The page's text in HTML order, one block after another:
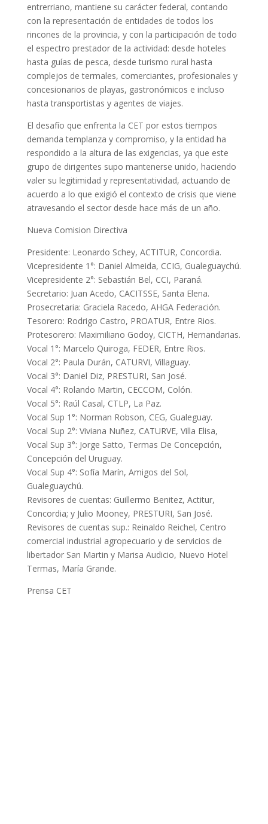
entrerriano, mantiene su carácter federal, contando
con la representación de entidades de todos los
rincones de la provincia, y con la participación de todo
el espectro prestador de la actividad: desde hoteles
hasta guías de pesca, desde turismo rural hasta
complejos de termales, comerciantes, profesionales y
concesionarios de playas, gastronómicos e incluso
hasta transportistas y agentes de viajes.
El desafío que enfrenta la CET por estos tiempos
demanda templanza y compromiso, y la entidad ha
respondido a la altura de las exigencias, ya que este
grupo de dirigentes supo mantenerse unido, haciendo
valer su legitimidad y representatividad, actuando de
acuerdo a lo que exigió el contexto de crisis que viene
atravesando el sector desde hace más de un año.
Nueva Comision Directiva
Presidente: Leonardo Schey, ACTITUR, Concordia.
Vicepresidente 1°: Daniel Almeida, CCIG, Gualeguaychú.
Vicepresidente 2°: Sebastián Bel, CCI, Paraná.
Secretario: Juan Acedo, CACITSSE, Santa Elena.
Prosecretaria: Graciela Racedo, AHGA Federación.
Tesorero: Rodrigo Castro, PROATUR, Entre Rios.
Protesorero: Maximiliano Godoy, CICTH, Hernandarias.
Vocal 1°: Marcelo Quiroga, FEDER, Entre Rios.
Vocal 2°: Paula Durán, CATURVI, Villaguay.
Vocal 3°: Daniel Diz, PRESTURI, San José.
Vocal 4°: Rolando Martin, CECCOM, Colón.
Vocal 5°: Raúl Casal, CTLP, La Paz.
Vocal Sup 1°: Norman Robson, CEG, Gualeguay.
Vocal Sup 2°: Viviana Nuñez, CATURVE, Villa Elisa,
Vocal Sup 3°: Jorge Satto, Termas De Concepción,
Concepción del Uruguay.
Vocal Sup 4°: Sofía Marín, Amigos del Sol,
Gualeguaychú.
Revisores de cuentas: Guillermo Benitez, Actitur,
Concordia; y Julio Mooney, PRESTURI, San José.
Revisores de cuentas sup.: Reinaldo Reichel, Centro
comercial industrial agropecuario y de servicios de
libertador San Martin y Marisa Audicio, Nuevo Hotel
Termas, María Grande.
Prensa CET